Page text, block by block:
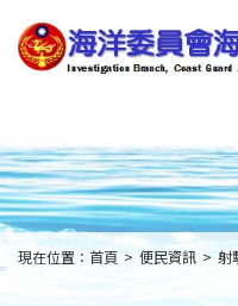
到
主
要
to
main
content
:::
現在位置： 首頁 > 便民資訊 > 射